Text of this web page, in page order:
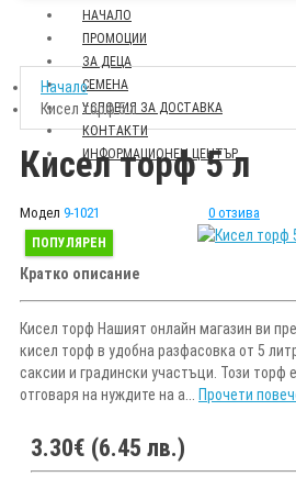
НАЧАЛО
ПРОМОЦИИ
ЗА ДЕЦА
СЕМЕНА
УСЛОВИЯ ЗА ДОСТАВКА
КОНТАКТИ
ИНФОРМАЦИОНЕН ЦЕНТЪР
Начало
Кисел торф 5 л
Кисел торф 5 л
Модел 9-1021 0 отзива
ПОПУЛЯРЕН
Кратко описание
Кисел торф Нашият онлайн магазин ви
кисел торф в удобна разфасовка от 5
саксии и градински участъци. Този торф
отговаря на нуждите на а... Прочети
3.30€ (6.45 лв.)